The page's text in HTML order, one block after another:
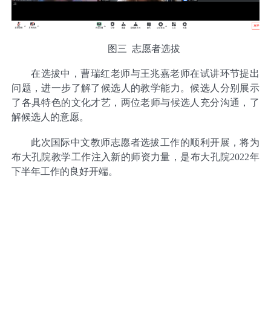
图三 志愿者选拔
在选拔中，曹瑞红老师与王兆嘉老师在试讲环节提出
问题，进一步了解了候选人的教学能力。候选人分别展示
了各具特色的文化才艺，两位老师与候选人充分沟通，了
解候选人的意愿。
此次国际中文教师志愿者选拔工作的顺利开展，将为
布大孔院教学工作注入新的师资力量，是布大孔院2022年
下半年工作的良好开端。